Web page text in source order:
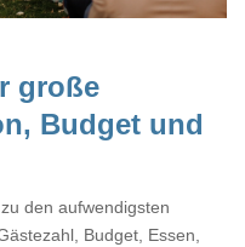
große
Budget und
den aufwendigsten
Budget, Essen,